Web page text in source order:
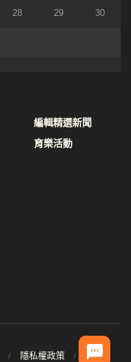
28 29 30
編輯精選新聞
育樂活動
隱私權政策